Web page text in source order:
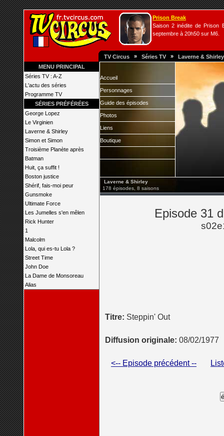
Prison Break
Saison 2 inédite de Prison
septembre à 20h50 sur M6.
TV Circus » Séries TV » Laverne & Shirley
MENU PRINCIPAL
Séries TV : A-Z
L'actu des séries
Programme TV
SÉRIES PRÉFÉRÉES
George Lopez
Le Virginien
Laverne & Shirley
Simon et Simon
Troisième Planète après
Batman
Huit, ça suffit !
Boston justice
Shérif, fais-moi peur
Gunsmoke
Ultimate Force
Les Jumelles s'en mêlen
Rick Hunter
1
Malcolm
Lola, qui es-tu Lola ?
Street Time
John Doe
La Dame de Monsoreau
Alias
Accueil
Personnages
Guide des épisodes
Photos
Liens
Boutique
Laverne & Shirley
178 épisodes, 8 saisons
Episode 31
Titre: Steppin' Out
Diffusion originale: 08/02/1977
<-- Episode précédent --